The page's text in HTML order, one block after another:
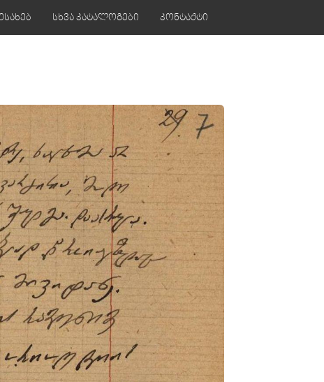
სხვა კატალოგები კონტაქტი